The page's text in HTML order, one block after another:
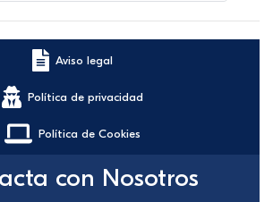
Aviso legal
Política de privacidad
Política de Cookies
con Nosotros